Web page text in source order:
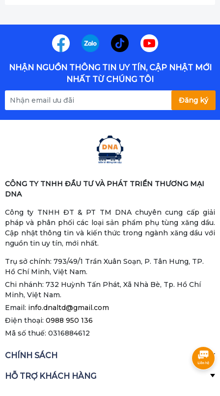
NHẬN NGUỒN THÔNG TIN UY TÍN, CẬP NHẬT MỚI
NHẤT TỪ CHÚNG TÔI
Đăng ký
CÔNG TY TNHH ĐẦU TƯ VÀ PHÁT TRIỂN THƯƠNG MẠI
Công ty TNHH ĐT & PT TM DNA chuyên cung cấp giải
pháp và phân phối các loại sản phẩm phụ tùng xăng dầu.
Cập nhật thông tin và kiến thức trong ngành xăng dầu với
Trụ sở chính: 793/49/1 Trần Xuân Soạn, P. Tân Hưng, TP.
Hồ Chí Minh, Việt Nam.
Chi nhánh: 732 Huỳnh Tấn Phát, Xã Nhà Bè, Tp. Hồ Chí
Minh, Việt Nam.
Email:info.dnaltd@gmail.com
Điện thoại: 0988 950 136